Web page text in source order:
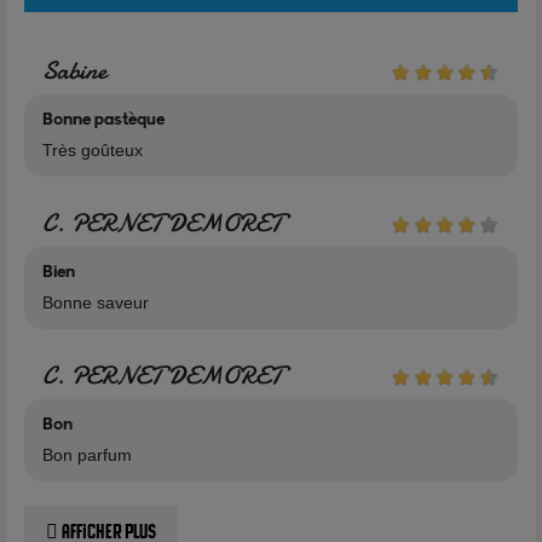
Sabine
Bonne pastèque
Très goûteux
C. PERNET DEMORET
Bien
Bonne saveur
C. PERNET DEMORET
Bon
Bon parfum
Afficher plus